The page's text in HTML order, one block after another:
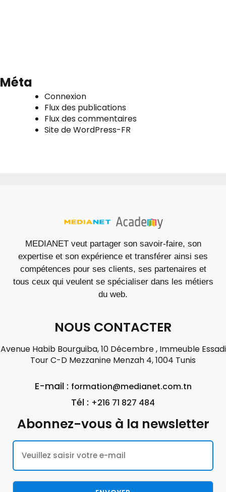
Méta
Connexion
Flux des publications
Flux des commentaires
Site de WordPress-FR
MEDIANET veut partager son savoir-faire, son
expertise et son expérience et transférer ainsi ses
compétences pour ses clients, ses partenaires et
tous ceux qui veulent se spécialiser dans les métiers
du web.
NOUS CONTACTER
Avenue Habib Bourguiba, 10 Décembre , Immeuble Essadi
Tour C-D Mezzanine Menzah 4, 1004 Tunis
E-mail : formation@medianet.com.tn
Tél : +216 71 827 484
Abonnez-vous à la newsletter